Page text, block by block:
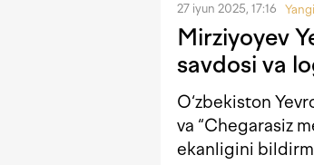
27 iyun 2025, 17:16
Mirziyoyev
savdosi va
O‘zbekiston
va “Chegarasiz
ekanligini